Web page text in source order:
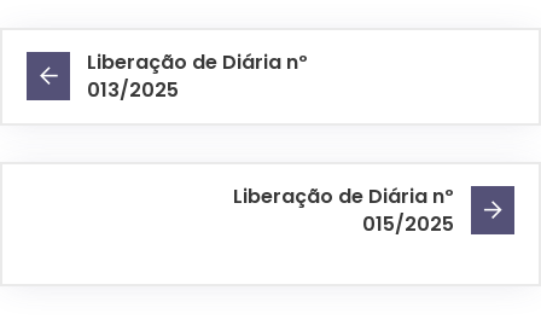
Liberação de Diária nº
013/2025
Liberação de Diária nº
015/2025